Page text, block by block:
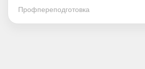
Профпереподготовка